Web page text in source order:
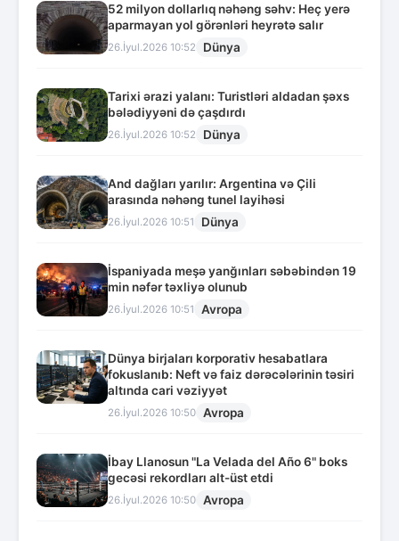
52 milyon dollarlıq nəhəng səhv: Heç yerə
aparmayan yol görənləri heyrətə salır
26.İyul.2026 10:52 Dünya
Tarixi ərazi yalanı: Turistləri aldadan şəxs
bələdiyyəni də çaşdırdı
26.İyul.2026 10:52 Dünya
And dağları yarılır: Argentina və Çili
arasında nəhəng tunel layihəsi
26.İyul.2026 10:51 Dünya
İspaniyada meşə yanğınları səbəbindən 19
min nəfər təxliyə olunub
26.İyul.2026 10:51 Avropa
Dünya birjaları korporativ hesabatlara
fokuslanıb: Neft və faiz dərəcələrinin təsiri
altında cari vəziyyət
26.İyul.2026 10:50 Avropa
İbay Llanosun "La Velada del Año 6" boks
gecəsi rekordları alt-üst etdi
26.İyul.2026 10:50 Avropa